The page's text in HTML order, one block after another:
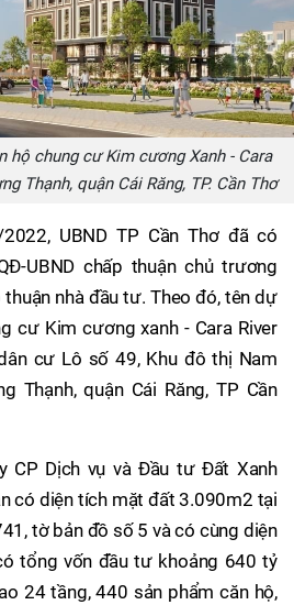
hộ chung cư Kim cương Xanh - Cara
Thạnh, quận Cái Răng, TP. Cần Thơ
UBND TP Cần Thơ đã có
UBND chấp thuận chủ trương
nhà đầu tư. Theo đó, tên dự
cư Kim cương xanh - Cara River
cư Lô số 49, Khu đô thị Nam
Thạnh, quận Cái Răng, TP Cần
CP Dịch vụ và Đầu tư Đất Xanh
có diện tích mặt đất 3.090m2 tại
tờ bản đồ số 5 và có cùng diện
tổng vốn đầu tư khoảng 640 tỷ
24 tầng, 440 sản phẩm căn hộ,